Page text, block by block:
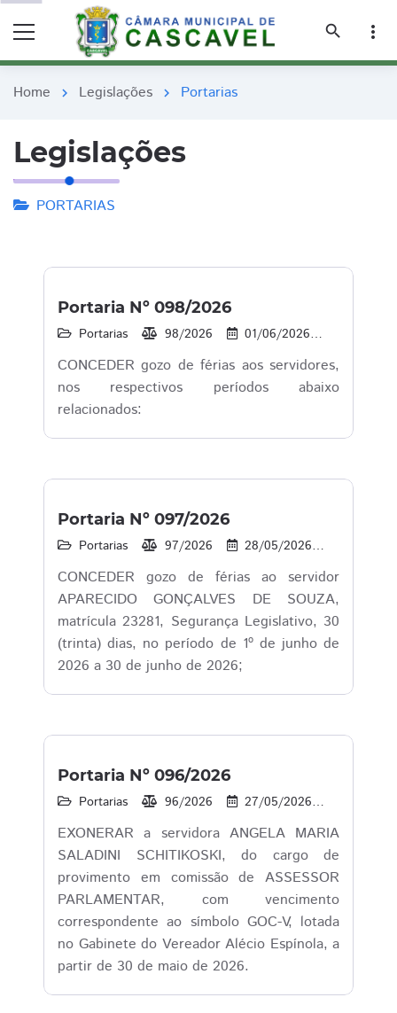
search
more_vert
Home chevron_right Legislações chevron_right Portarias
Legislações
PORTARIAS
Portaria Nº 098/2026
Portarias 98/2026 01/06/2026
CONCEDER gozo de férias aos servidores,
nos respectivos períodos abaixo
relacionados:
Portaria Nº 097/2026
Portarias 97/2026 28/05/2026
CONCEDER gozo de férias ao servidor
APARECIDO GONÇALVES DE SOUZA,
matrícula 23281, Segurança Legislativo, 30
(trinta) dias, no período de 1º de junho de
2026 a 30 de junho de 2026;
Portaria Nº 096/2026
Portarias 96/2026 27/05/2026
EXONERAR a servidora ANGELA MARIA
SALADINI SCHITIKOSKI, do cargo de
provimento em comissão de ASSESSOR
PARLAMENTAR, com vencimento
correspondente ao símbolo GOC-V, lotada
no Gabinete do Vereador Alécio Espínola, a
partir de 30 de maio de 2026.